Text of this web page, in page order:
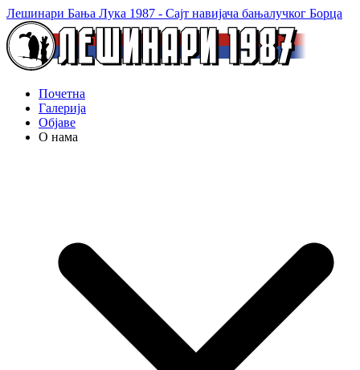
Лешинари Бања Лука 1987 - Сајт навијача бањалучког Борца
Почетна
Галерија
Објаве
О нама